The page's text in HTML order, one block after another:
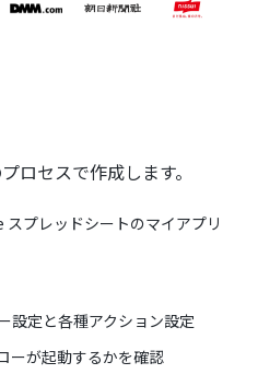
ロセスで作成します。
プレッドシートのマイアプリ
設定と各種アクション設定
ーが起動するかを確認